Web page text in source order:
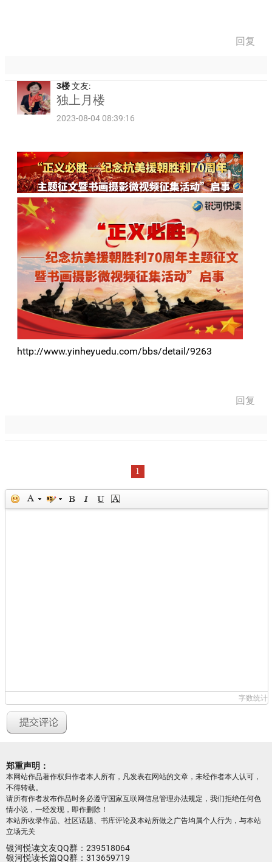
回复
3楼文友:
独上月楼
2023-08-04 08:39:16
http://www.yinheyuedu.com/bbs/detail/9263
回复
1
字数统计
郑重声明：
本网站作品著作权归作者本人所有，凡发表在网站的文章，未经作者本人认可，
不得转载。
请所有作者发布作品时务必遵守国家互联网信息管理办法规定，我们拒绝任何色
情小说，一经发现，即作删除！
本站所收录作品、社区话题、书库评论及本站所做之广告均属个人行为，与本站
立场无关
银河悦读文友QQ群：239518064
银河悦读长篇QQ群：313659719